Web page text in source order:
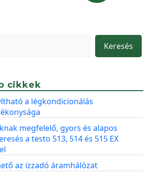
Keresés
cikkek
a légkondicionálás
megfelelő, gyors és alapos
a testo 513, 514 és 515 EX
az izzadó áramhálózat